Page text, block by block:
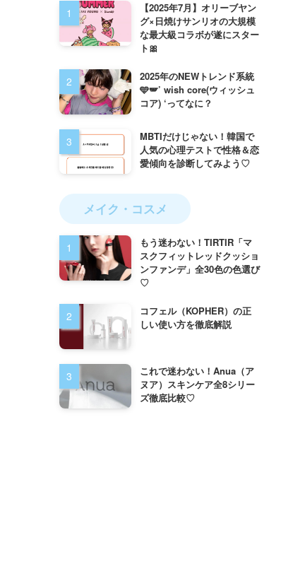
【2025年7月】オリーブヤン
グ×日焼けサンリオの大規模
な最大級コラボが遂にスター
ト🎀
2025年のNEWトレンド系統
🩵🪽’ wish core(ウィッシュ
コア) ‘ってなに？
MBTIだけじゃない！韓国で
人気の心理テストで性格＆恋
愛傾向を診断してみよう♡
メイク・コスメ
もう迷わない！TIRTIR「マ
スクフィットレッドクッショ
ンファンデ」全30色の色選び
♡
コフェル（KOPHER）の正
しい使い方を徹底解説
これで迷わない！Anua（ア
ヌア）スキンケア全8シリー
ズ徹底比較♡